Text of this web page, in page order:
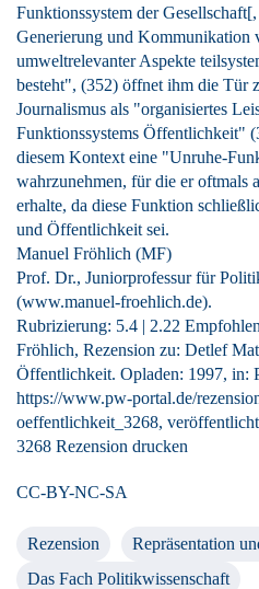
Funktionssystem der
Generierung und Kommunikation
umweltrelevanter Aspekte
besteht", (352) öffnet ihm die Tür
Journalismus als "organisiertes
Funktionssystems Öffentlichkeit"
diesem Kontext eine "Unruhe-
wahrzunehmen, für die er oftmals
erhalte, da diese Funktion
und Öffentlichkeit sei.
Manuel Fröhlich (MF)
Prof. Dr., Juniorprofessur für
(www.manuel-froehlich.de).
Rubrizierung: 5.4 | 2.22
Fröhlich, Rezension zu: Detlef
Öffentlichkeit. Opladen: 1997, in:
https://www.pw-portal.de/
oeffentlichkeit_3268,
3268 Rezension drucken
CC-BY-NC-SA
Rezension
Repräsentation
Das Fach Politikwissenschaft